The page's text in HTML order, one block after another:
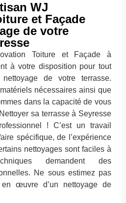
WJ
et Façade
de votre
Toiture et Façade à
à votre disposition pour tout
de votre terrasse.
nécessaires ainsi que
dans la capacité de vous
sa terrasse à Seyresse
! C’est un travail
spécifique, de l’expérience
nettoyages sont faciles à
demandent des
Ne sous estimez pas
œuvre d’un nettoyage de